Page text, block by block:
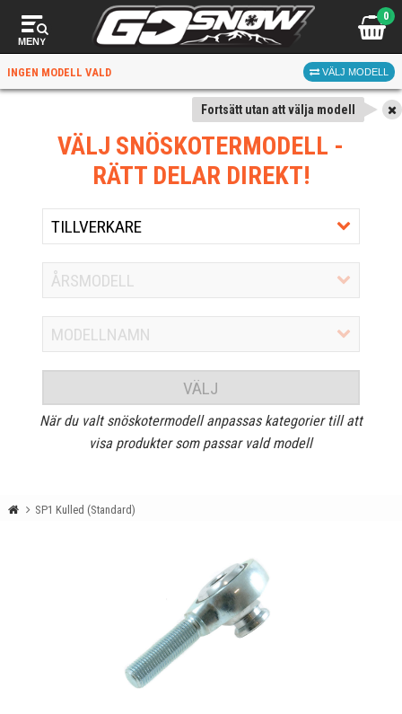
MENY
0
INGEN MODELL VALD VÄLJ MODELL
Fortsätt utan att välja modell
VÄLJ SNÖSKOTERMODELL -
RÄTT DELAR DIREKT!
VÄLJ
När du valt snöskotermodell anpassas kategorier till att
visa produkter som passar vald modell
SP1 Kulled (Standard)